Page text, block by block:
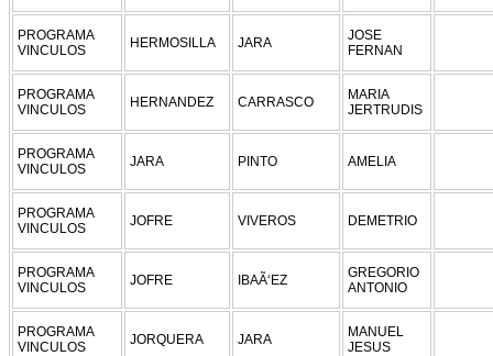
PROGRAMA
VINCULOS
HERMOSILLA JARA
JOSE
FERNAN
PROGRAMA
VINCULOS
HERNANDEZ CARRASCO
MARIA
JERTRUDIS
PROGRAMA
VINCULOS
JARA PINTO AMELIA
PROGRAMA
VINCULOS
JOFRE VIVEROS DEMETRIO
PROGRAMA
VINCULOS
JOFRE IBAÃ‘EZ
GREGORIO
ANTONIO
PROGRAMA
VINCULOS
JORQUERA JARA
MANUEL
JESUS